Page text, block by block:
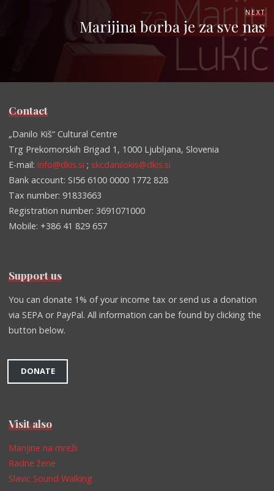
NEXT
Marijina borba je za sve nas
Contact
„Danilo Kiš“ Cultural Centre
Trg Prekomorskih Brigad 1, 1000 Ljubljana, Slovenia
E-mail:info@dkis.si ; skcdanilokis@dkis.si
Bank account: SI56 6100 0000 1772 828
Tax number: 91833663
Registration number: 3691071000
Mobile: +386 41 829 657
Support us
You can donate 1% of your income tax or send us a donation
via SEPA or PayPal. All information can be found by clicking the
button below.
DONATE
Visit also
Manjine na mreži
Radne žene
Slavic Sound Walking